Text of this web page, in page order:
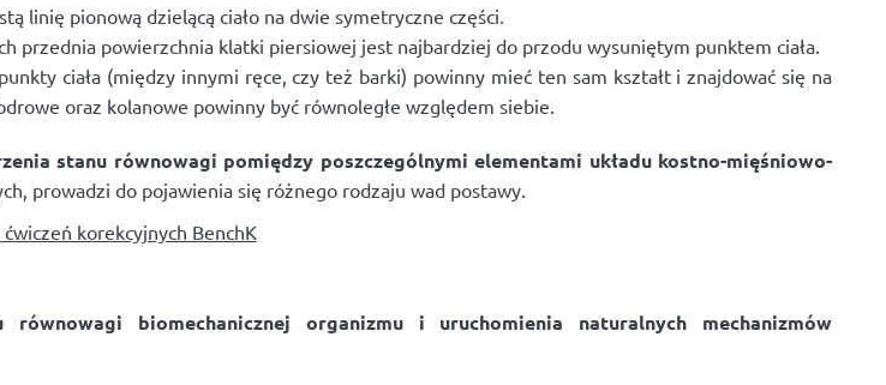
linię pionową dzielącą ciało na dwie symetryczne części.
przednia powierzchnia klatki piersiowej jest najbardziej do przodu wysuniętym punktem ciała.
ciała (między innymi ręce, czy też barki) powinny mieć ten sam kształt i znajdować się na
oraz kolanowe powinny być równoległe względem siebie.
stanu równowagi pomiędzy poszczególnymi elementami układu kostno-mięśniowo-
prowadzi do pojawienia się różnego rodzaju wad postawy.
korekcyjnych BenchK
równowagi biomechanicznej organizmu i uruchomienia naturalnych mechanizmów